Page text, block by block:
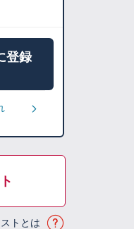
登録
トとは